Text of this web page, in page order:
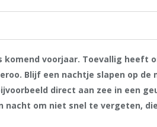
komend voorjaar. Toevallig heeft
Blijf een nachtje slapen op de
direct aan zee in een
nacht om niet snel te vergeten,